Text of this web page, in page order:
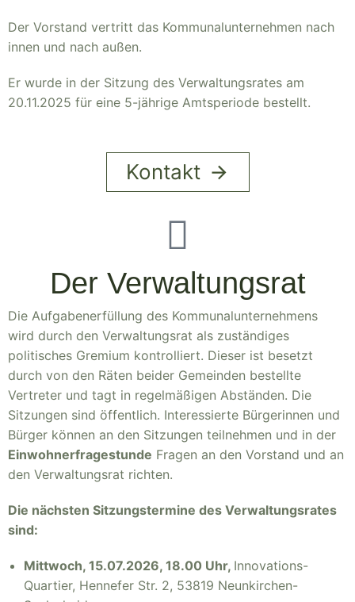
Der Vorstand vertritt das Kommunalunternehmen nach
innen und nach außen.
Er wurde in der Sitzung des Verwaltungsrates am
20.11.2025 für eine 5-jährige Amtsperiode bestellt.
Kontakt
Der Verwaltungsrat
Die Aufgabenerfüllung des Kommunalunternehmens
wird durch den Verwaltungsrat als zuständiges
politisches Gremium kontrolliert. Dieser ist besetzt
durch von den Räten beider Gemeinden bestellte
Vertreter und tagt in regelmäßigen Abständen. Die
Sitzungen sind öffentlich. Interessierte Bürgerinnen und
Bürger können an den Sitzungen teilnehmen und in der
Einwohnerfragestunde Fragen an den Vorstand und an
den Verwaltungsrat richten.
Die nächsten Sitzungstermine des Verwaltungsrates
sind:
Mittwoch, 15.07.2026, 18.00 Uhr, Innovations-
Quartier, Hennefer Str. 2, 53819 Neunkirchen-